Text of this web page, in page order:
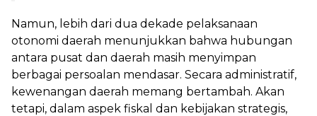
Namun, lebih dari dua dekade pelaksanaan
otonomi daerah menunjukkan bahwa hubungan
antara pusat dan daerah masih menyimpan
berbagai persoalan mendasar. Secara administratif,
kewenangan daerah memang bertambah. Akan
tetapi, dalam aspek fiskal dan kebijakan strategis,